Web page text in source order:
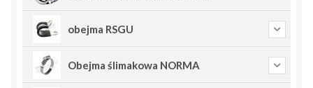
obejma RSGU
Obejma ślimakowa NORMA